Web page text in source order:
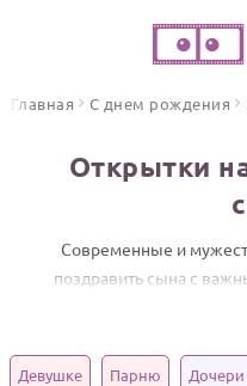
Видео поздравления
Песни поздравления
Стихи и тексты
ИНСТРУМЕНТЫ
ЦЕНЫ
Главная С днем рождения
Открытки
Современные и
поздравить сына с
Девушке Парню Дочери